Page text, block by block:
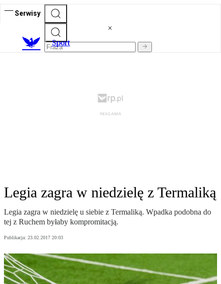
Serwisy
Sport
Legia zagra w niedzielę z Termaliką
Legia zagra w niedzielę u siebie z Termaliką. Wpadka podobna do
tej z Ruchem byłaby kompromitacją.
Publikacja: 23.02.2017 20:03